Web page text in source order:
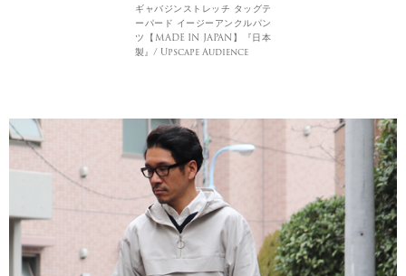
ギャバジンストレッチ タッグテ
ーパード イージーアンクルパン
ツ【MADE IN JAPAN】『日本
製』/ Upscape Audience